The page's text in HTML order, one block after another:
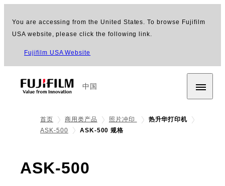
You are accessing from the United States. To browse Fujifilm
USA website, please click the following link.
Fujifilm USA Website
中国
首页 商用类产品 照片冲印
热升华打印机
ASK-500
ASK-500 规格
ASK-500